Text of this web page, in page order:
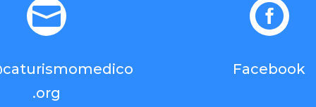

.org

Facebook